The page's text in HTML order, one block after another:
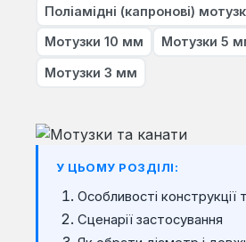
Поліамідні (капронові)
Мотузки 10 мм Мотузки 5
Мотузки 3 мм
У ЦЬОМУ РОЗДІЛІ:
Особливості конструкції
Сценарії застосування